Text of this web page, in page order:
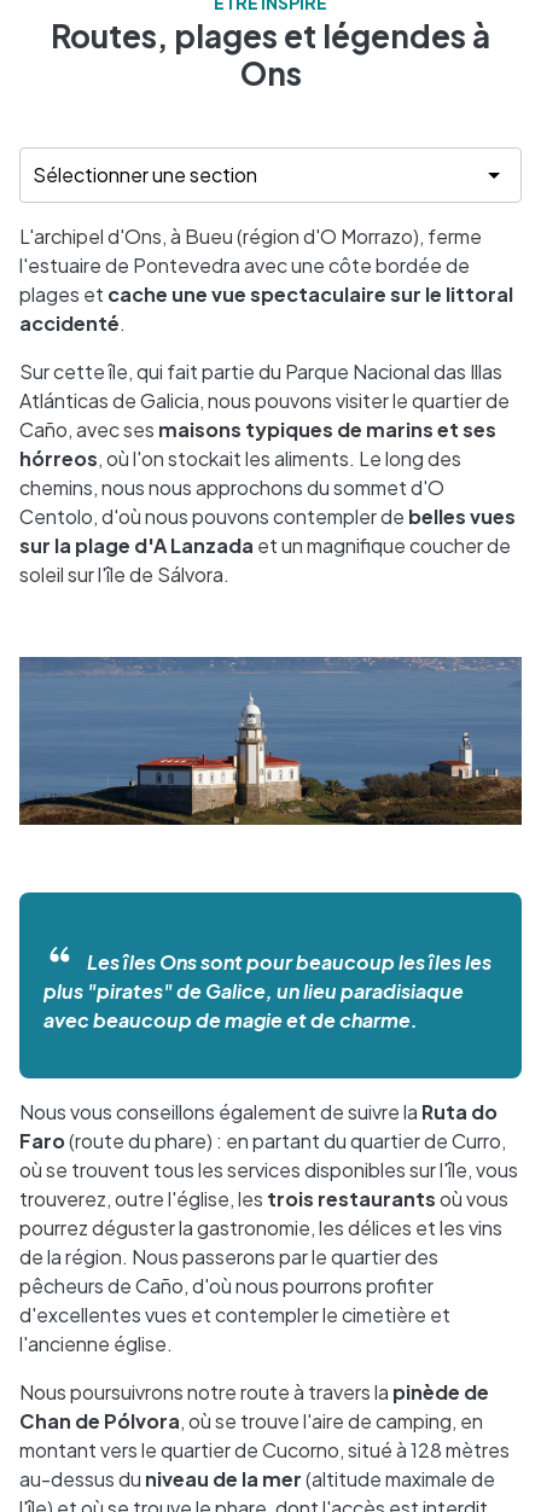
Routes, plages et légendes à
Ons
L'archipel d'Ons, à Bueu (région d'O Morrazo), ferme
l'estuaire de Pontevedra avec une côte bordée de
plages et cache une vue spectaculaire sur le littoral
accidenté.
Sur cette île, qui fait partie du Parque Nacional das Illas
Atlánticas de Galicia, nous pouvons visiter le quartier de
Caño, avec ses maisons typiques de marins et ses
hórreos, où l'on stockait les aliments. Le long des
chemins, nous nous approchons du sommet d'O
Centolo, d'où nous pouvons contempler de belles vues
sur la plage d'A Lanzada et un magnifique coucher de
soleil sur l'île de Sálvora.
Les îles Ons sont pour beaucoup les îles les
plus "pirates" de Galice, un lieu paradisiaque
avec beaucoup de magie et de charme.
Nous vous conseillons également de suivre la Ruta do
Faro(route du phare) : en partant du quartier de Curro,
où se trouvent tous les services disponibles sur l'île, vous
trouverez, outre l'église, les trois restaurantsoù vous
pourrez déguster la gastronomie, les délices et les vins
de la région. Nous passerons par le quartier des
pêcheurs de Caño, d'où nous pourrons profiter
d'excellentes vues et contempler le cimetière et
l'ancienne église.
Nous poursuivrons notre route à travers la pinède de
Chan de Pólvora, où se trouve l'aire de camping, en
montant vers le quartier de Cucorno, situé à 128 mètres
au-dessus du niveau de la mer(altitude maximale de